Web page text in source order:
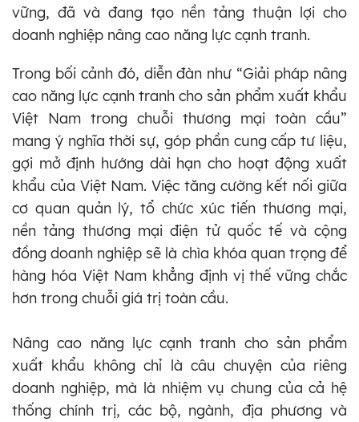
vững, đã và đang tạo nền tảng thuận lợi cho
doanh nghiệp nâng cao năng lực cạnh tranh.
Trong bối cảnh đó, diễn đàn như “Giải pháp nâng
cao năng lực cạnh tranh cho sản phẩm xuất khẩu
Việt Nam trong chuỗi thương mại toàn cầu”
mang ý nghĩa thời sự, góp phần cung cấp tư liệu,
gợi mở định hướng dài hạn cho hoạt động xuất
khẩu của Việt Nam. Việc tăng cường kết nối giữa
cơ quan quản lý, tổ chức xúc tiến thương mại,
nền tảng thương mại điện tử quốc tế và cộng
đồng doanh nghiệp sẽ là chìa khóa quan trọng để
hàng hóa Việt Nam khẳng định vị thế vững chắc
hơn trong chuỗi giá trị toàn cầu.
Nâng cao năng lực cạnh tranh cho sản phẩm
xuất khẩu không chỉ là câu chuyện của riêng
doanh nghiệp, mà là nhiệm vụ chung của cả hệ
thống chính trị, các bộ, ngành, địa phương và